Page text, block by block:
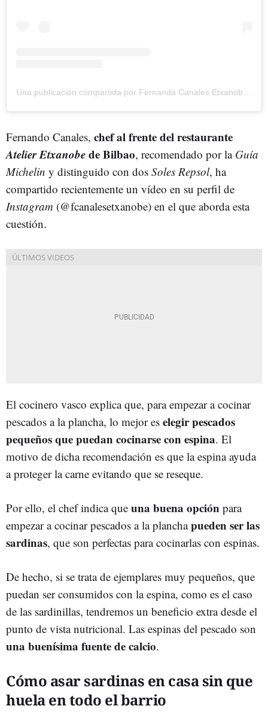
Fernando Canales, chef al frente del restaurante
Atelier Etxanobede Bilbao, recomendado por la Guía
Michelin y distinguido con dos Soles Repsol, ha
compartido recientemente un vídeo en su perfil de
Instagram (@fcanalesetxanobe) en el que aborda esta
cuestión.
El cocinero vasco explica que, para empezar a cocinar
pescados a la plancha, lo mejor es elegir pescados
pequeños que puedan cocinarse con espina. El
motivo de dicha recomendación es que la espina ayuda
a proteger la carne evitando que se reseque.
Por ello, el chef indica que una buena opción para
empezar a cocinar pescados a la planchapueden ser las
sardinas, que son perfectas para cocinarlas con espinas.
De hecho, si se trata de ejemplares muy pequeños, que
puedan ser consumidos con la espina, como es el caso
de las sardinillas, tendremos un beneficio extra desde el
punto de vista nutricional. Las espinas del pescado son
una buenísima fuente de calcio.
Cómo asar sardinas en casa sin que
huela en todo el barrio